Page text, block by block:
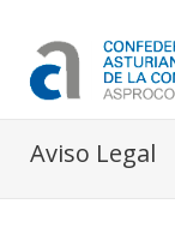
Aviso Legal